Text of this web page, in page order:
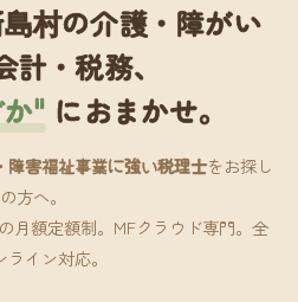
村の介護・障がい
計・税務、
" におまかせ。
障害福祉事業に強い税理士をお探し
の方へ。
月額定額制。MFクラウド専門。全
ライン対応。